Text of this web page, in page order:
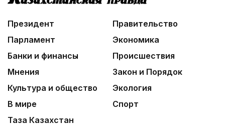
Президент
Правительство
Парламент
Экономика
Банки и финансы
Происшествия
Мнения
Закон и Порядок
Культура и общество
Экология
В мире
Спорт
Таза Казахстан